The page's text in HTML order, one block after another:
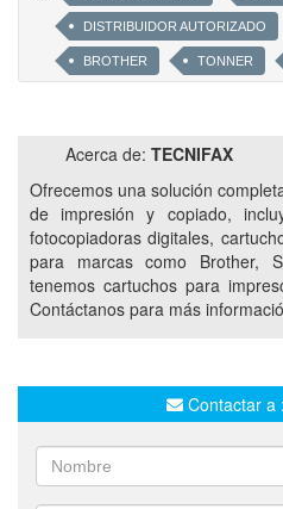
DISTRIBUIDOR AUTORIZADO
BROTHER TONNER
SERVICIO TECNICO RICOH
FOTOCOPIADORAS DIGITALES
SERVICIO TECNICO BROTHER
Acerca de: TECNIFAX
Ofrecemos una solución
de impresión y copiado,
fotocopiadoras digitales,
para marcas como Brother,
tenemos cartuchos para
Contáctanos para más
Contactar a :